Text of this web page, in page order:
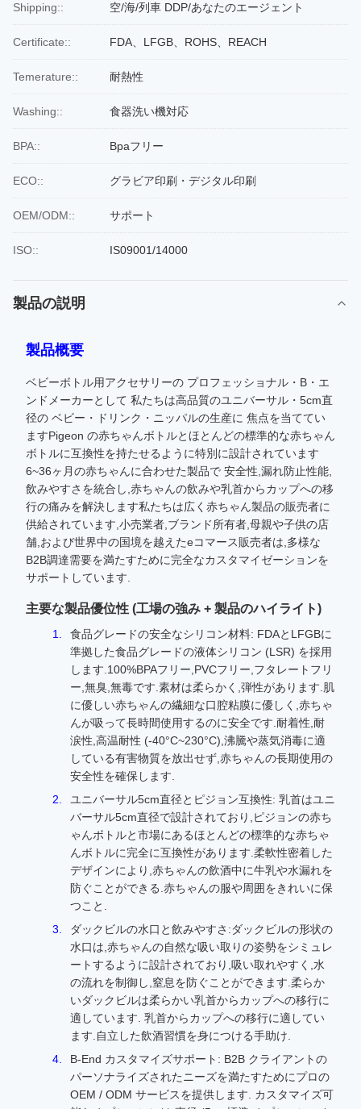
Shipping:: 空/海/列車 DDP/あなたのエージェント
Certificate:: FDA、LFGB、ROHS、REACH
Temerature:: 耐熱性
Washing:: 食器洗い機対応
BPA:: Bpaフリー
ECO:: グラビア印刷・デジタル印刷
OEM/ODM:: サポート
ISO:: IS09001/14000
製品の説明
製品概要
ベビーボトル用アクセサリーの プロフェッショナル・B・エ
ンドメーカーとして 私たちは高品質のユニバーサル・5cm直
径の ベビー・ドリンク・ニッパルの生産に 焦点を当ててい
ますPigeon の赤ちゃんボトルとほとんどの標準的な赤ちゃん
ボトルに互換性を持たせるように特別に設計されています
6~36ヶ月の赤ちゃんに合わせた製品で 安全性,漏れ防止性能,
飲みやすさを統合し,赤ちゃんの飲みや乳首からカップへの移
行の痛みを解決します私たちは広く赤ちゃん製品の販売者に
供給されています,小売業者,ブランド所有者,母親や子供の店
舗,および世界中の国境を越えたeコマース販売者は,多様な
B2B調達需要を満たすために完全なカスタマイゼーションを
サポートしています.
主要な製品優位性 (工場の強み + 製品のハイライト)
食品グレードの安全なシリコン材料: FDAとLFGBに
準拠した食品グレードの液体シリコン (LSR) を採用
します.100%BPAフリー,PVCフリー,フタレートフリ
ー,無臭,無毒です.素材は柔らかく,弾性があります.肌
に優しい赤ちゃんの繊細な口腔粘膜に優しく,赤ちゃ
んが吸って長時間使用するのに安全です.耐着性,耐
涙性,高温耐性 (-40°C~230°C),沸騰や蒸気消毒に適
している有害物質を放出せず,赤ちゃんの長期使用の
安全性を確保します.
ユニバーサル5cm直径とピジョン互換性: 乳首はユニ
バーサル5cm直径で設計されており,ピジョンの赤ち
ゃんボトルと市場にあるほとんどの標準的な赤ちゃ
んボトルに完全に互換性があります.柔軟性密着した
デザインにより,赤ちゃんの飲酒中に牛乳や水漏れを
防ぐことができる.赤ちゃんの服や周囲をきれいに保
つこと.
ダックビルの水口と飲みやすさ:ダックビルの形状の
水口は,赤ちゃんの自然な吸い取りの姿勢をシミュレ
ートするように設計されており,吸い取れやすく,水
の流れを制御し,窒息を防ぐことができます.柔らか
いダックビルは柔らかい乳首からカップへの移行に
適しています. 乳首からカップへの移行に適してい
ます.自立した飲酒習慣を身につける手助け.
B-End カスタマイズサポート: B2B クライアントの
パーソナライズされたニーズを満たすためにプロの
OEM / ODM サービスを提供します. カスタマイズ可